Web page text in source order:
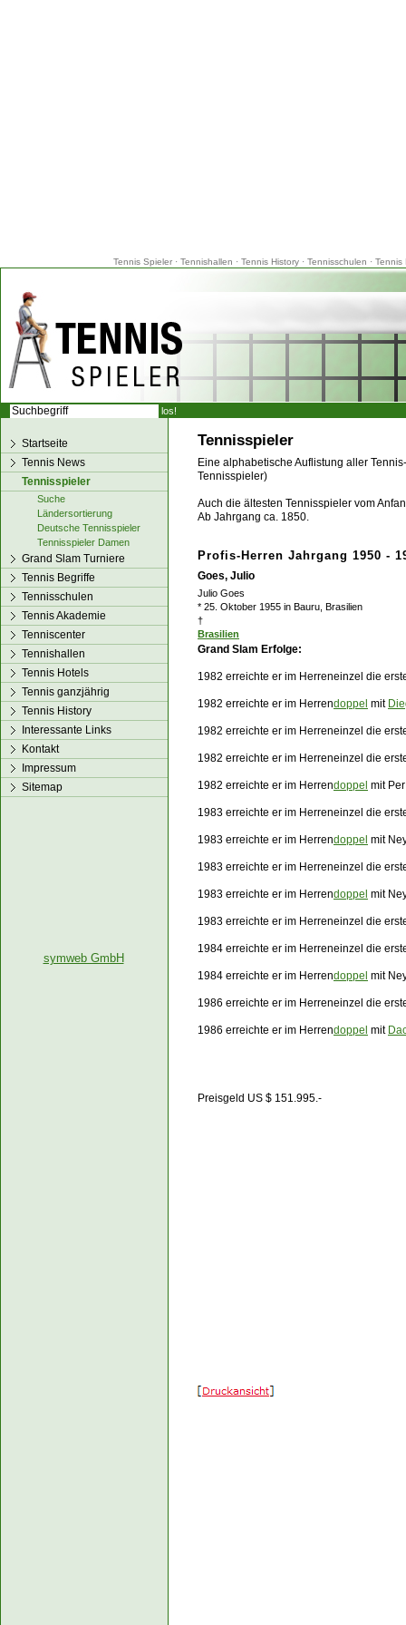
Tennis Spieler· Tennishallen · Tennis History· Tennisschulen · Tennis
Tennisspieler
Eine alphabetische Auflistung aller
Tennisspieler)
Auch die ältesten Tennisspieler vom
Ab Jahrgang ca. 1850.
Profis-Herren Jahrgang 1950 -
Goes, Julio
Julio Goes
* 25. Oktober 1955 in Bauru, Brasilien
†
Brasilien
Grand Slam Erfolge:
1982 erreichte er im Herreneinzel die
1982 erreichte er im Herrendoppel mit
1982 erreichte er im Herreneinzel die
1982 erreichte er im Herreneinzel die
1982 erreichte er im Herrendoppel mit
1983 erreichte er im Herreneinzel die
1983 erreichte er im Herrendoppel mit
1983 erreichte er im Herreneinzel die
1983 erreichte er im Herrendoppel mit
1983 erreichte er im Herreneinzel die
1984 erreichte er im Herreneinzel die
1984 erreichte er im Herrendoppel mit
1986 erreichte er im Herreneinzel die
1986 erreichte er im Herrendoppel mit
Preisgeld US $ 151.995.-
Startseite
Tennis News
Tennisspieler
Suche
Ländersortierung
Deutsche Tennisspieler
Tennisspieler Damen
Grand Slam Turniere
Tennis Begriffe
Tennisschulen
Tennis Akademie
Tenniscenter
Tennishallen
Tennis Hotels
Tennis ganzjährig
Tennis History
Interessante Links
Kontakt
Impressum
Sitemap
symweb GmbH
los!